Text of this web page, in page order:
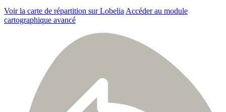
Voir la carte de répartition sur Lobelia Accéder au module
cartographique avancé